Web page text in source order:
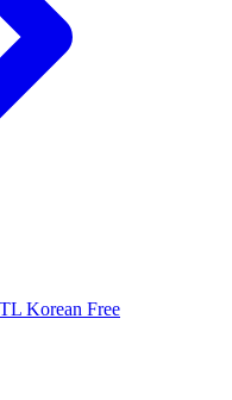
Korean Free